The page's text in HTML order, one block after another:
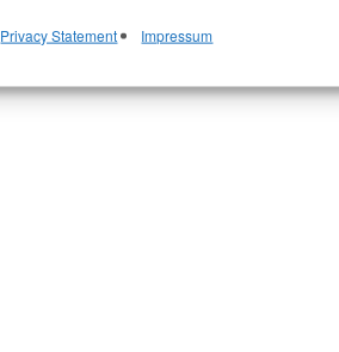
Privacy Statement Impressum